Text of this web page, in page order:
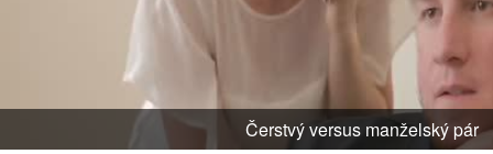
Čerstvý versus manželský pár